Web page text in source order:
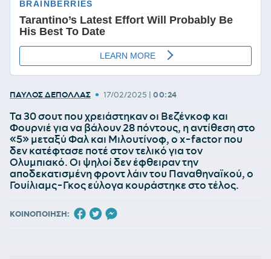
ΠΑΥΛΟΣ ΔΕΠΟΛΛΑΣ • 17/02/2025 | 00:24
Τα 30 σουτ που χρειάστηκαν οι Βεζένκοφ και
Φουρνιέ για να βάλουν 28 πόντους, η αντίθεση στο
«5» μεταξύ Φαλ και Μιλουτίνοφ, ο x-factor που
δεν κατέφτασε ποτέ στον τελικό για τον
Ολυμπιακό. Οι ψηλοί δεν έφθειραν την
αποδεκατισμένη φροντ λάιν του Παναθηναϊκού, ο
Γουίλιαμς-Γκος εύλογα κουράστηκε στο τέλος.
ΚΟΙΝΟΠΟΙΗΣΗ: